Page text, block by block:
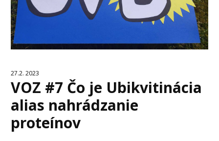
27.2. 2023
VOZ #7 Čo je Ubikvitinácia
alias nahrádzanie
proteínov